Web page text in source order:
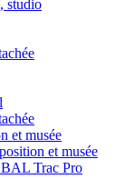
studio
et musée
et musée
Trac Pro